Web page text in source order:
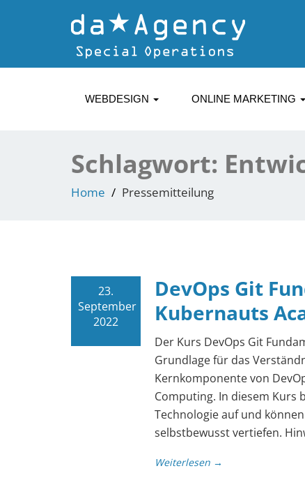
WEBDESIGN ONLINE MARKETING
Schlagwort:
Home Pressemitteilung
23.
September
2022
DevOps Git
Kubernauts
Der Kurs DevOps Git
Grundlage für das
Kernkomponente von
Computing. In diesem Kurs
Technologie auf und
selbstbewusst vertiefen.
Weiterlesen →